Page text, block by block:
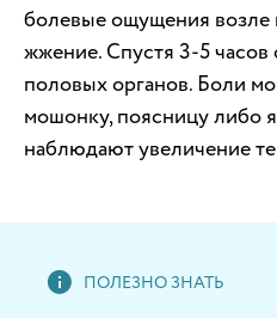
болевые ощущения возле
жжение. Спустя 3-5
половых органов. Боли
мошонку, поясницу либо
наблюдают увеличение